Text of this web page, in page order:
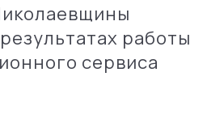
работы
сервиса